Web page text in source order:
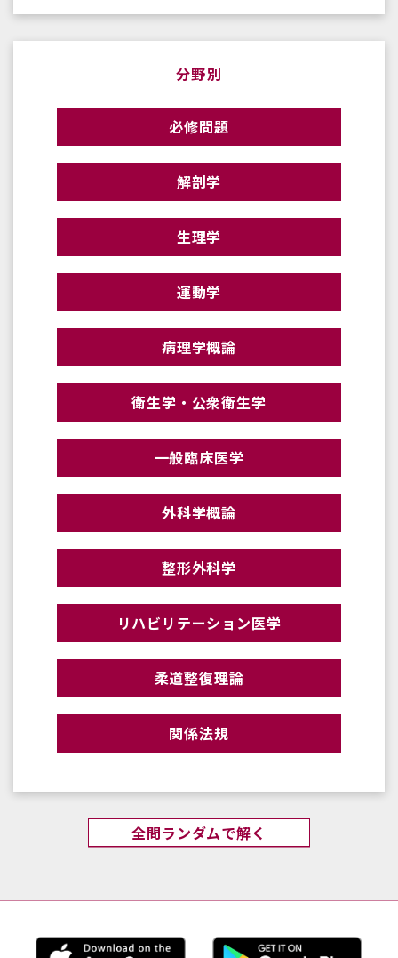
分野別
必修問題
解剖学
生理学
運動学
病理学概論
衛生学・公衆衛生学
一般臨床医学
外科学概論
整形外科学
リハビリテーション医学
柔道整復理論
関係法規
全問ランダムで解く